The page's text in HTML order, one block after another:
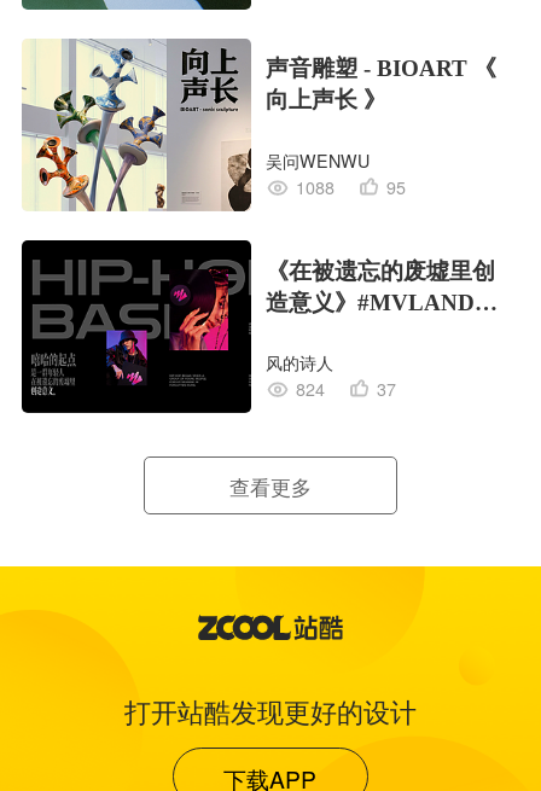
声音雕塑 - BIOART 《
向上声长 》
吴问WENWU
1088
95
《在被遗忘的废墟里创
造意义》#MVLAND嘻
风的诗人
824
37
查看更多
打开站酷发现更好的设计
下载APP